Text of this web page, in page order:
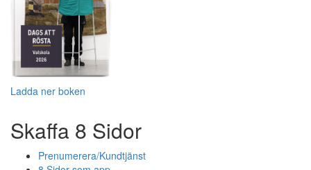
Ladda ner boken
Skaffa 8 Sidor
Prenumerera/Kundtjänst